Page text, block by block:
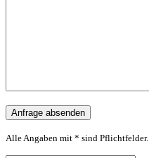
Alle Angaben mit * sind Pflichtfelder.